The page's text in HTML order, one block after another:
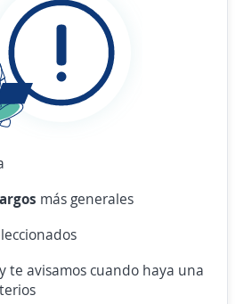
más generales
y te avisamos cuando haya una